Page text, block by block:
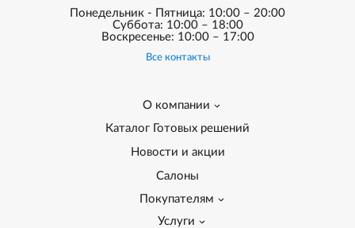
Понедельник - Пятница: 10:00 – 20:00
Суббота: 10:00 – 18:00
Воскресенье: 10:00 – 17:00
Все контакты
О компании
Каталог Готовых решений
Новости и акции
Салоны
Покупателям
Услуги